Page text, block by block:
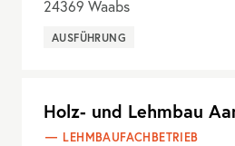
24369 Waabs
AUSFÜHRUNG
Holz- und Lehmbau
LEHMBAUFACHBETRIEB